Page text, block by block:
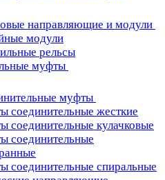
направляющие и модули
модули
рельсы
муфты
муфты
соединительные жесткие
соединительные кулачковые
соединительные
соединительные спиральные